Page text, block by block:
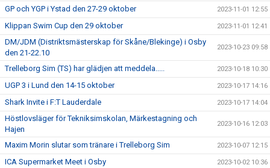
GP och YGP i Ystad den 27-29 oktober 2023-11-01 12:55
Klippan Swim Cup den 29 oktober 2023-11-01 12:41
DM/JDM (Distriktsmästerskap för Skåne/Blekinge) i Osby
den 21-22.10
2023-10-23 09:58
Trelleborg Sim (TS) har glädjen att meddela..... 2023-10-18 10:30
UGP 3 i Lund den 14-15 oktober 2023-10-17 14:16
Shark Invite i F:T Lauderdale 2023-10-17 14:04
Höstlovsläger för Tekniksimskolan, Märkestagning och
Hajen
2023-10-16 12:03
Maxim Morin slutar som tränare i Trelleborg Sim 2023-10-07 12:15
ICA Supermarket Meet i Osby 2023-10-02 10:36